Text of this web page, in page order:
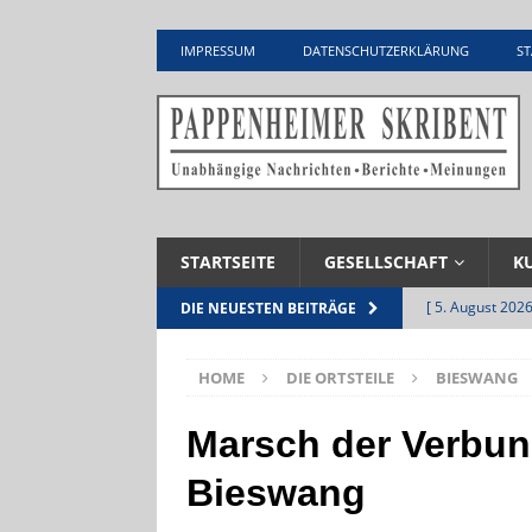
IMPRESSUM DATENSCHUTZERKLÄRUNG
STARTSEITE GESELLSCHAFT
DIE NEUESTEN BEITRÄGE [ 5. August
[ 5. August
Zementwerk
HOME DIE ORTSTEILE BIESWANG
Marsch der
Bieswang